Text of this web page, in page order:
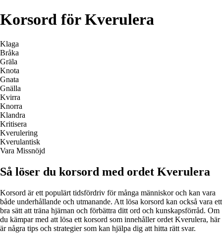
Korsord för Kverulera
Klaga
Bråka
Gräla
Knota
Gnata
Gnälla
Kvirra
Knorra
Klandra
Kritisera
Kverulering
Kverulantisk
Vara Missnöjd
Så löser du korsord med ordet Kverulera
Korsord är ett populärt tidsfördriv för många människor och kan vara
både underhållande och utmanande. Att lösa korsord kan också vara ett
bra sätt att träna hjärnan och förbättra ditt ord och kunskapsförråd. Om
du kämpar med att lösa ett korsord som innehåller ordet Kverulera, här
är några tips och strategier som kan hjälpa dig att hitta rätt svar.